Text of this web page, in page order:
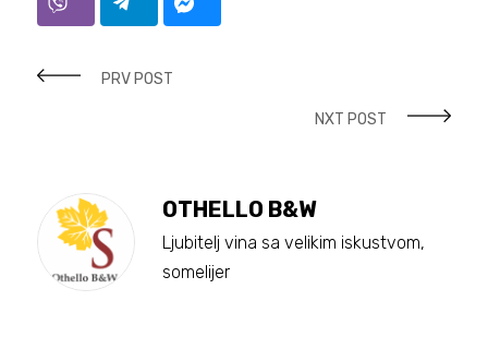
PRV POST
NXT POST
OTHELLO B&W
Ljubitelj vina sa velikim iskustvom,
somelijer